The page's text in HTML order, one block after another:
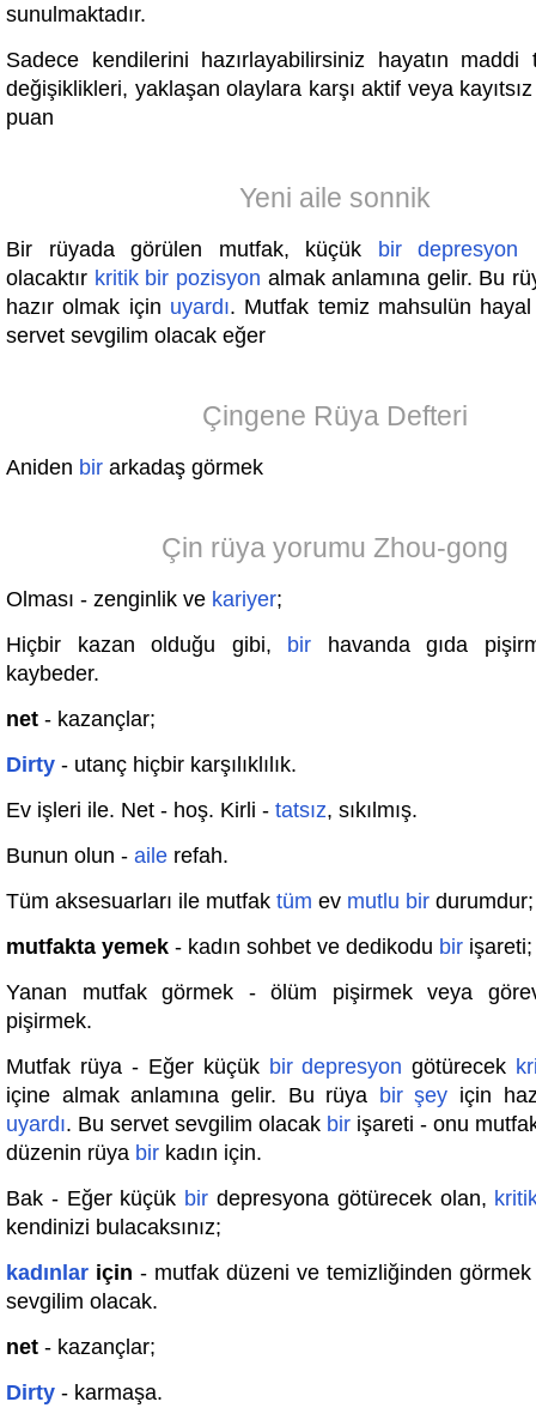
sunulmaktadır.
Sadece kendilerini hazırlayabilirsiniz hayatın
değişiklikleri, yaklaşan olaylara karşı aktif veya
puan
Yeni aile sonnik
Bir rüyada görülen mutfak, küçük bir depresyon
olacaktır kritik bir pozisyon almak anlamına gelir. Bu
hazır olmak için uyardı. Mutfak temiz mahsulün
servet sevgilim olacak eğer
Çingene Rüya Defteri
Aniden bir arkadaş görmek
Çin rüya yorumu Zhou-gong
Olması - zenginlik ve kariyer;
Hiçbir kazan olduğu gibi, bir havanda gıda
kaybeder.
net - kazançlar;
Dirty - utanç hiçbir karşılıklılık.
Ev işleri ile. Net - hoş. Kirli - tatsız, sıkılmış.
Bunun olun - aile refah.
Tüm aksesuarları ile mutfak tüm ev mutlu bir durumdur;
mutfakta yemek - kadın sohbet ve dedikodu bir işareti;
Yanan mutfak görmek - ölüm pişirmek veya
pişirmek.
Mutfak rüya - Eğer küçük bir depresyon götürecek
içine almak anlamına gelir. Bu rüya bir şey için
uyardı. Bu servet sevgilim olacak bir işareti - onu
düzenin rüya bir kadın için.
Bak - Eğer küçük bir depresyona götürecek olan,
kendinizi bulacaksınız;
kadınlar için - mutfak düzeni ve temizliğinden
sevgilim olacak.
net - kazançlar;
Dirty - karmaşa.